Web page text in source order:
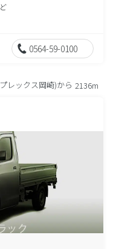
0564-59-0100
レックス岡崎)から 2136m